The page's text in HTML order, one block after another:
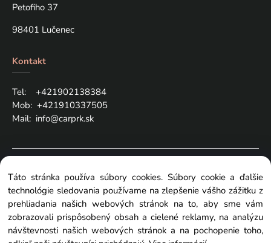
Petofiho 37
98401 Lučenec
Kontakt
Tel: +421902138384
Mob: +421910337505
Mail: info@carprk.sk
Zmeniť nastavenia cookies
Táto stránka používa súbory cookies. Súbory cookie a ďalšie
technológie sledovania používame na zlepšenie vášho zážitku z
prehliadania našich webových stránok na to, aby sme vám
zobrazovali prispôsobený obsah a cielené reklamy, na analýzu
návštevnosti našich webových stránok a na pochopenie toho,